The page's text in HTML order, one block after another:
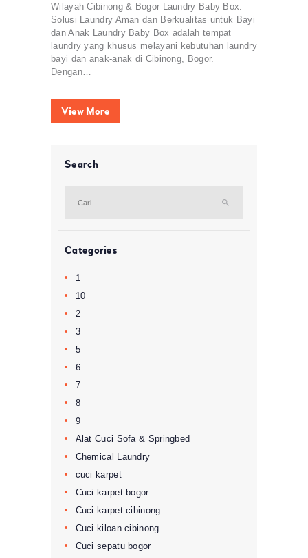
Wilayah Cibinong & Bogor Laundry Baby Box:
Solusi Laundry Aman dan Berkualitas untuk Bayi
dan Anak Laundry Baby Box adalah tempat
laundry yang khusus melayani kebutuhan laundry
bayi dan anak-anak di Cibinong, Bogor.
Dengan…
View More
Search
untuk:
Categories
1
10
2
3
5
6
7
8
9
Alat Cuci Sofa & Springbed
Chemical Laundry
cuci karpet
Cuci karpet bogor
Cuci karpet cibinong
Cuci kiloan cibinong
Cuci sepatu bogor